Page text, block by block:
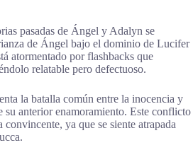
pasadas de Ángel y Adalyn se
de Ángel bajo el dominio de Lucifer
atormentado por flashbacks que
relatable pero defectuoso.
la batalla común entre la inocencia y
su anterior enamoramiento. Este conflicto
convincente, ya que se siente atrapada